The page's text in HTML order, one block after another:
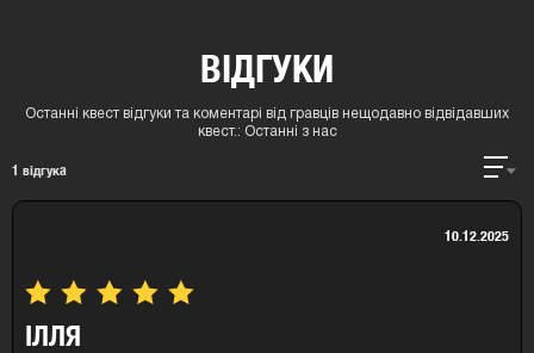
ВІДГУКИ
Останні квест відгуки та коментарі від гравців нещодавно відвідавших
квест.: Останні з нас
1 відгука
ІЛЛЯ
10.12.2025